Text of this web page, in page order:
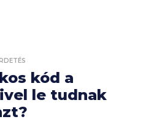
kód a
le tudnak